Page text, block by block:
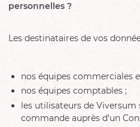
personnelles ?
Les destinataires de vos
nos équipes commerciales
nos équipes comptables ;
les utilisateurs de Viversum
commande auprès d’un